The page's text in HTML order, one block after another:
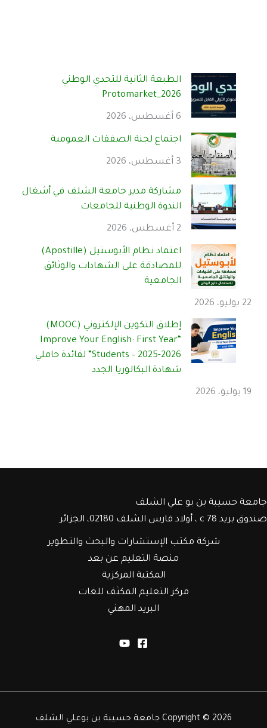
الطبعة الثانية للتحدي الوطني
Protomarket_2026
6 أغسطس، 2026
اجتماع لجنة الصفقات العمومية
3 أغسطس، 2026
مشاركة مدير جامعة الشلف في أشغال
الندوة الوطنية للجامعات
2 أغسطس، 2026
اعتماد نظام الأبوستيل (Apostille)
للمصادقة على الشهادات والوثائق
الجامعية
22 يوليو، 2026
إطلاق التكوين الإلكتروني (MOOC)
“Improve Your English: First Year
Students – 2025-2026” لفائدة حاملي
شهادة البكالوريا الجدد
19 يوليو، 2026
جامعة حسيبة بن بو علي الشلف
صندوق بريد c 78 ، أولاد فارس الشلف 02180، الجزائر
شركة مكتب الإستشارات والبحث والتطوير
منصة التعليم عن بعد
المكتبة المركزية
مركز التعليم المكثف للغات
البريد المهني
Copyright © 2026 جامعة حسيبة بن بوعلي الشلف